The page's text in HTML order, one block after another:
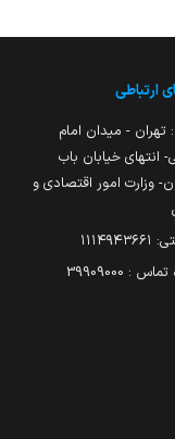
ارتباطی
تهران - میدان امام
انتهای خیابان باب
وزارت امور اقتصادی و
: 39909000